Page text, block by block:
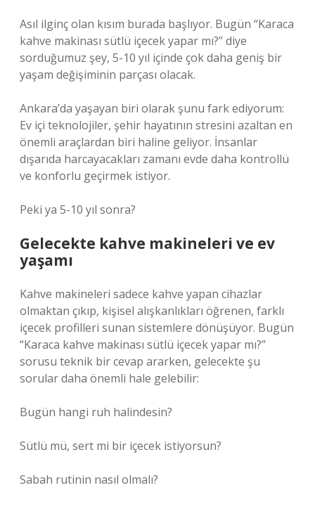
Asıl ilginç olan kısım burada başlıyor. Bugün “Karaca
kahve makinası sütlü içecek yapar mı?” diye
sorduğumuz şey, 5-10 yıl içinde çok daha geniş bir
yaşam değişiminin parçası olacak.
Ankara’da yaşayan biri olarak şunu fark ediyorum:
Ev içi teknolojiler, şehir hayatının stresini azaltan en
önemli araçlardan biri haline geliyor. İnsanlar
dışarıda harcayacakları zamanı evde daha kontrollü
ve konforlu geçirmek istiyor.
Peki ya 5-10 yıl sonra?
Gelecekte kahve makineleri ve ev
yaşamı
Kahve makineleri sadece kahve yapan cihazlar
olmaktan çıkıp, kişisel alışkanlıkları öğrenen, farklı
içecek profilleri sunan sistemlere dönüşüyor. Bugün
“Karaca kahve makinası sütlü içecek yapar mı?”
sorusu teknik bir cevap ararken, gelecekte şu
sorular daha önemli hale gelebilir:
Bugün hangi ruh halindesin?
Sütlü mü, sert mi bir içecek istiyorsun?
Sabah rutinin nasıl olmalı?